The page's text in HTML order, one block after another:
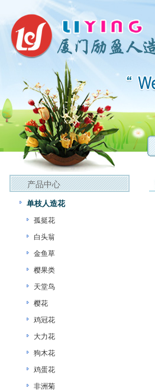
产品中心
单枝人造花
孤挺花
白头翁
金鱼草
樱果类
天堂鸟
樱花
鸡冠花
大力花
狗木花
鸡蛋花
非洲菊